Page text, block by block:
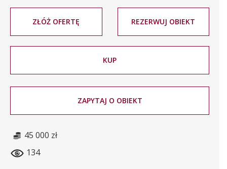
ZŁÓŻ OFERTĘ REZERWUJ OBIEKT
KUP
ZAPYTAJ O OBIEKT
45 000 zł
134